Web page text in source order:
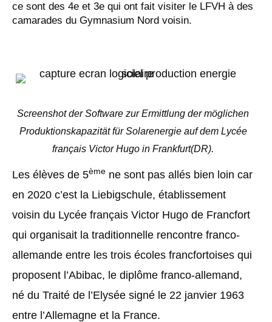
ce sont des 4e et 3e qui ont fait visiter le LFVH à des
camarades du Gymnasium Nord voisin.
Screenshot der Software zur Ermittlung der möglichen
Produktionskapazität für Solarenergie auf dem Lycée
français Victor Hugo in Frankfurt(DR).
Les élèves de 5ème ne sont pas allés bien loin car
en 2020 c’est la Liebigschule, établissement
voisin du Lycée français Victor Hugo de Francfort
qui organisait la traditionnelle rencontre franco-
allemande entre les trois écoles francfortoises qui
proposent l’Abibac, le diplôme franco-allemand,
né du Traité de l’Elysée signé le 22 janvier 1963
entre l’Allemagne et la France.